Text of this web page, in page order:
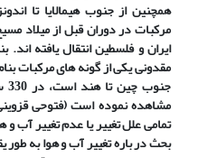
همچنین از جنوب هیمالایا تا
مرکبات در دوران قبل از میلاد
ایران و فلسطین انتقال یافته
مقدونی یکی از گونه های مرکبات
تمامی علل تغییر یا عدم تغییر آب
بحث در باره تغییر آب و هوا به